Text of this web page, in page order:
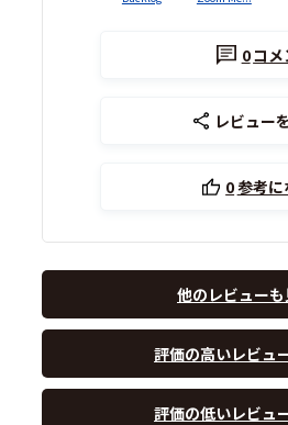
0コメ
レビュー
0参考に
他のレビューも
評価の高いレビュ
評価の低いレビュ